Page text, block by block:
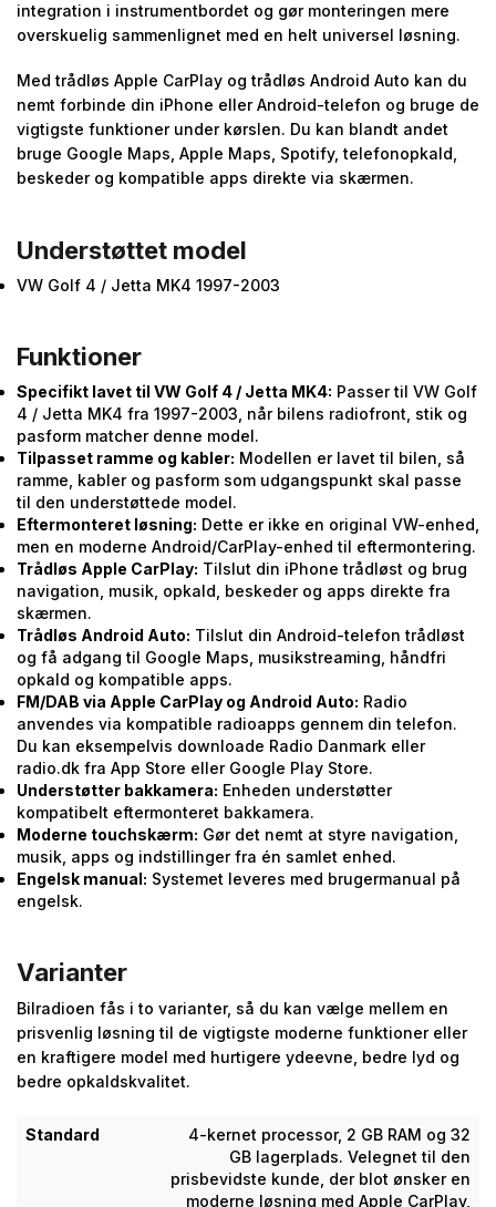
integration i instrumentbordet og gør monteringen mere
overskuelig sammenlignet med en helt universel løsning.
Med trådløs Apple CarPlay og trådløs Android Auto kan du
nemt forbinde din iPhone eller Android-telefon og bruge de
vigtigste funktioner under kørslen. Du kan blandt andet
bruge Google Maps, Apple Maps, Spotify, telefonopkald,
beskeder og kompatible apps direkte via skærmen.
Understøttet model
VW Golf 4 / Jetta MK4 1997-2003
Funktioner
Specifikt lavet til VW Golf 4 / Jetta MK4: Passer til VW Golf
4 / Jetta MK4 fra 1997-2003, når bilens radiofront, stik og
pasform matcher denne model.
Tilpasset ramme og kabler: Modellen er lavet til bilen, så
ramme, kabler og pasform som udgangspunkt skal passe
til den understøttede model.
Eftermonteret løsning: Dette er ikke en original VW-enhed,
men en moderne Android/CarPlay-enhed til eftermontering.
Trådløs Apple CarPlay: Tilslut din iPhone trådløst og brug
navigation, musik, opkald, beskeder og apps direkte fra
skærmen.
Trådløs Android Auto: Tilslut din Android-telefon trådløst
og få adgang til Google Maps, musikstreaming, håndfri
opkald og kompatible apps.
FM/DAB via Apple CarPlay og Android Auto: Radio
anvendes via kompatible radioapps gennem din telefon.
Du kan eksempelvis downloade Radio Danmark eller
radio.dk fra App Store eller Google Play Store.
Understøtter bakkamera: Enheden understøtter
kompatibelt eftermonteret bakkamera.
Moderne touchskærm: Gør det nemt at styre navigation,
musik, apps og indstillinger fra én samlet enhed.
Engelsk manual: Systemet leveres med brugermanual på
engelsk.
Varianter
Bilradioen fås i to varianter, så du kan vælge mellem en
prisvenlig løsning til de vigtigste moderne funktioner eller
en kraftigere model med hurtigere ydeevne, bedre lyd og
bedre opkaldskvalitet.
Standard
4-kernet processor, 2 GB RAM og 32
GB lagerplads. Velegnet til den
prisbevidste kunde, der blot ønsker en
moderne løsning med Apple CarPlay,